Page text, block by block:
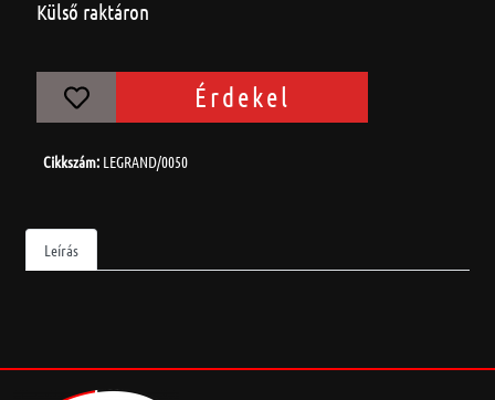
Külső raktáron
Érdekel
Cikkszám: LEGRAND/0050
Leírás